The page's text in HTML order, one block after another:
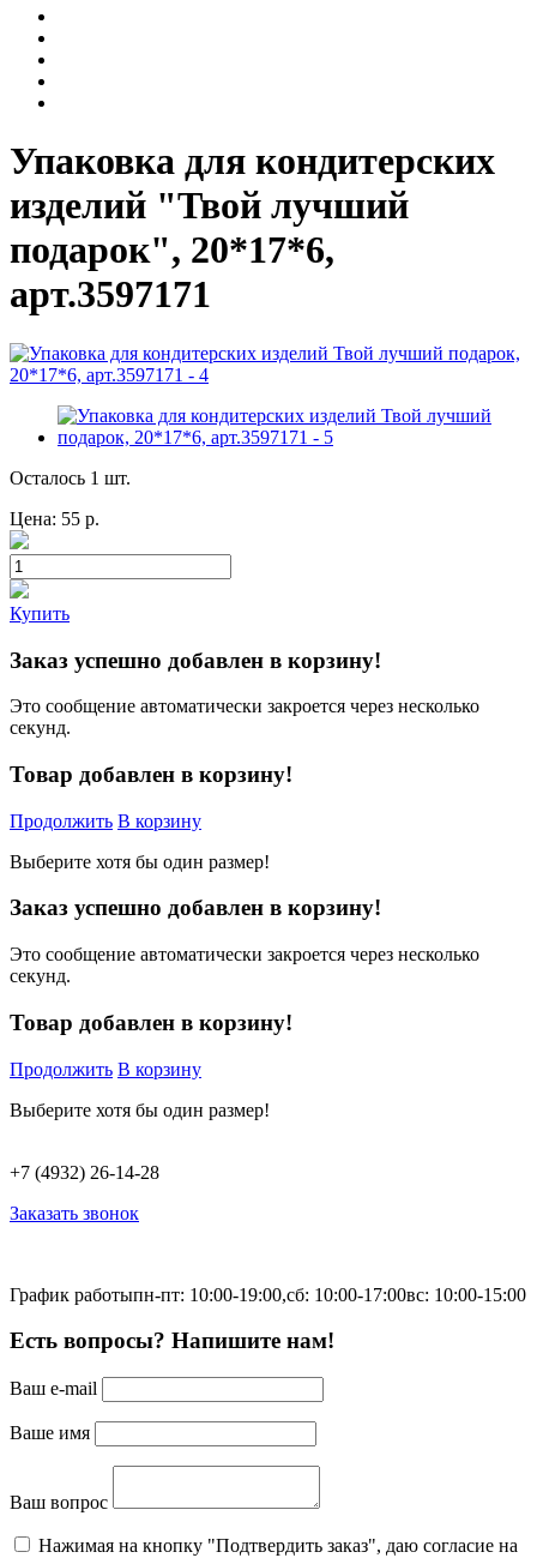
Упаковка для кондитерских
изделий "Твой лучший
подарок", 20*17*6,
арт.3597171
Осталось 1 шт.
Цена: 55 р.
Купить
Заказ успешно добавлен в корзину!
Это сообщение автоматически закроется через несколько
секунд.
Товар добавлен в корзину!
Продолжить В корзину
Выберите хотя бы один размер!
Заказ успешно добавлен в корзину!
Это сообщение автоматически закроется через несколько
секунд.
Товар добавлен в корзину!
Продолжить В корзину
Выберите хотя бы один размер!
+7 (4932) 26-14-28
Заказать звонок
График работыпн-пт: 10:00-19:00,сб: 10:00-17:00вс: 10:00-15:00
Есть вопросы? Напишите нам!
Ваш e-mail
Ваше имя
Ваш вопрос
Нажимая на кнопку "Подтвердить заказ", даю согласие на